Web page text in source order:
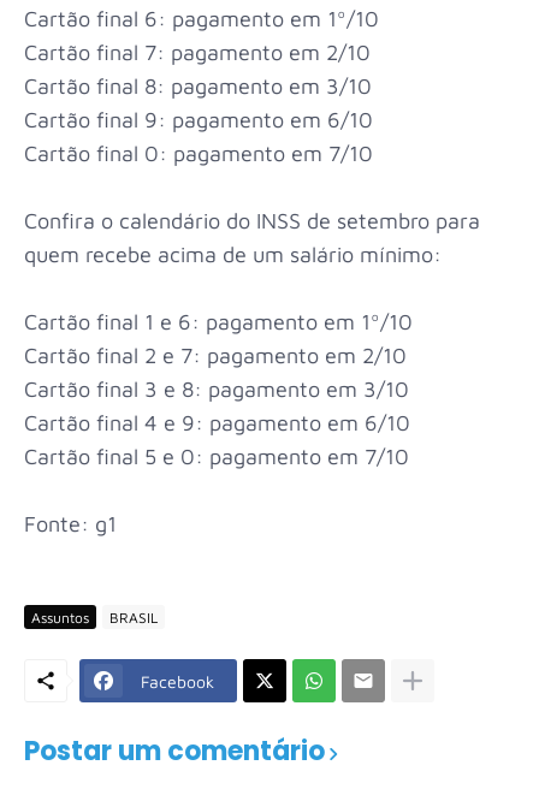
Cartão final 6: pagamento em 1º/10
Cartão final 7: pagamento em 2/10
Cartão final 8: pagamento em 3/10
Cartão final 9: pagamento em 6/10
Cartão final 0: pagamento em 7/10
Confira o calendário do INSS de setembro para
quem recebe acima de um salário mínimo:
Cartão final 1 e 6: pagamento em 1º/10
Cartão final 2 e 7: pagamento em 2/10
Cartão final 3 e 8: pagamento em 3/10
Cartão final 4 e 9: pagamento em 6/10
Cartão final 5 e 0: pagamento em 7/10
Fonte: g1
Assuntos BRASIL
Facebook
Postar um comentário